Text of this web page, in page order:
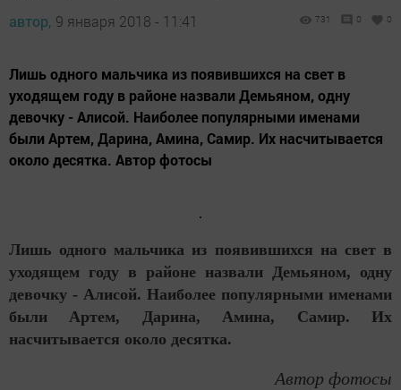
автор, 9 января 2018 - 11:41 731 0 0
Лишь одного мальчика из появившихся на свет в
уходящем году в районе назвали Демьяном, одну
девочку - Алисой. Наиболее популярными именами
были Артем, Дарина, Амина, Самир. Их насчитывается
около десятка. Автор фотосы
Лишь одного мальчика из появившихся на свет в
уходящем году в районе назвали Демьяном, одну
девочку - Алисой. Наиболее популярными именами
были Артем, Дарина, Амина, Самир. Их
насчитывается около десятка.
Автор фотосы